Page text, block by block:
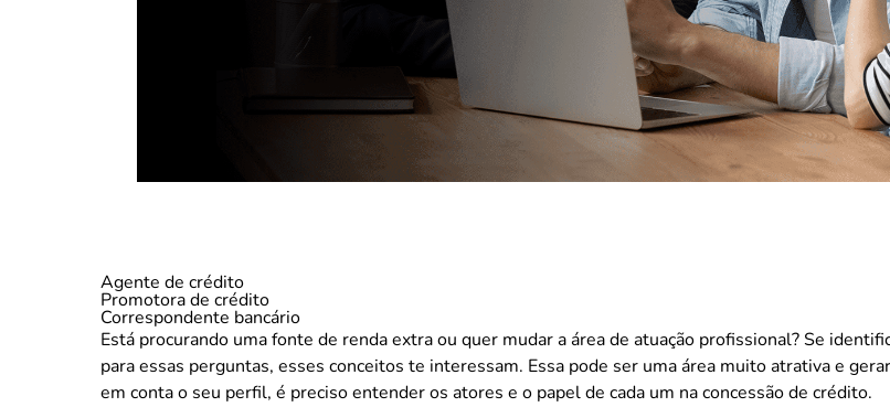
Agente de crédito
Promotora de crédito
Correspondente bancário
Está procurando uma fonte de renda extra ou quer mudar a área de atuação profissional? Se
para essas perguntas, esses conceitos te interessam. Essa pode ser uma área muito atrativa e
em conta o seu perfil, é preciso entender os atores e o papel de cada um na concessão de crédito.